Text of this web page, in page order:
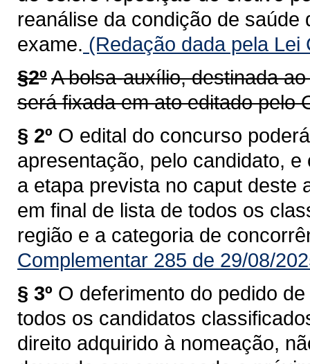
reanálise da condição de
exame. (Redação dada pela Lei
§2ºA bolsa-auxílio, destinada
será fixada em ato editado pelo
§ 2º O edital do concurso
apresentação, pelo candidato,
a etapa prevista no caput deste
em final de lista de todos os
região e a categoria de
Complementar 285 de 29/08/
§ 3º O deferimento do pedido
todos os candidatos
direito adquirido à nomeação,